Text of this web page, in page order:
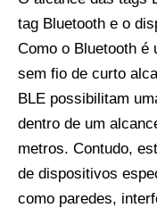
tag Bluetooth e o
Como o Bluetooth é
sem fio de curto
BLE possibilitam
dentro de um
metros. Contudo,
de dispositivos
como paredes,